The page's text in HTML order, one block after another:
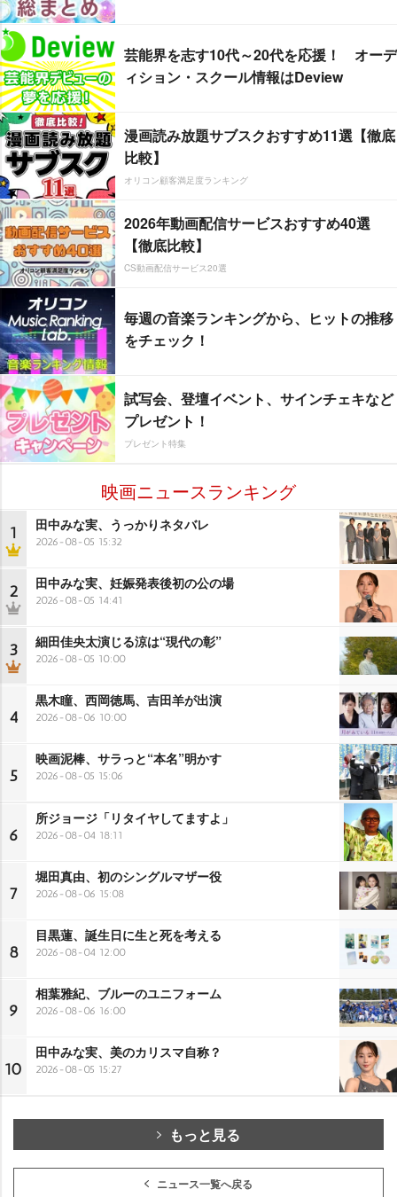
芸能界を志す10代～20代を応援！ オーデ
ィション・スクール情報はDeview
漫画読み放題サブスクおすすめ11選【徹底
比較】
オリコン顧客満足度ランキング
2026年動画配信サービスおすすめ40選
【徹底比較】
CS動画配信サービス20選
毎週の音楽ランキングから、ヒットの推移
をチェック！
試写会、登壇イベント、サインチェキなど
プレゼント！
プレゼント特集
映画ニュースランキング
1 田中みな実、うっかりネタバレ
2026-08-05 15:32
2 田中みな実、妊娠発表後初の公の場
2026-08-05 14:41
3 細田佳央太演じる涼は“現代の彰”
2026-08-05 10:00
4
黒木瞳、西岡徳馬、吉田羊が出演
2026-08-06 10:00
5
映画泥棒、サラっと“本名”明かす
2026-08-05 15:06
6
所ジョージ「リタイヤしてますよ」
2026-08-04 18:11
7
堀田真由、初のシングルマザー役
2026-08-06 15:08
8
目黒蓮、誕生日に生と死を考える
2026-08-04 12:00
9
相葉雅紀、ブルーのユニフォーム
2026-08-06 16:00
10
田中みな実、美のカリスマ自称？
2026-08-05 15:27
もっと見る
ニュース一覧へ戻る